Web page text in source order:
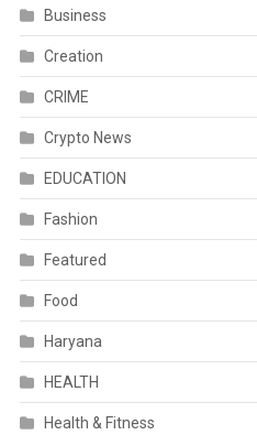
Business
Creation
CRIME
Crypto News
EDUCATION
Fashion
Featured
Food
Haryana
HEALTH
Health & Fitness